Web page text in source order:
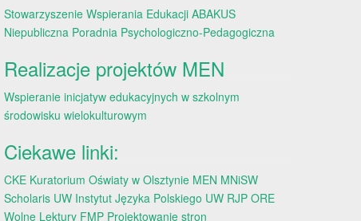
Stowarzyszenie Wspierania Edukacji ABAKUS
Niepubliczna Poradnia Psychologiczno-Pedagogiczna
Realizacje projektów MEN
Wspieranie inicjatyw edukacyjnych w szkolnym
środowisku wielokulturowym
Ciekawe linki:
CKE Kuratorium Oświaty w Olsztynie MEN MNiSW
Scholaris UW Instytut Języka Polskiego UW RJP ORE
Wolne Lektury FMP Projektowanie stron